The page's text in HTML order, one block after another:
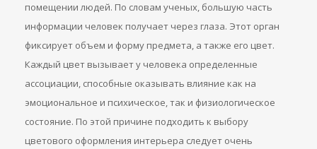
помещении людей. По словам ученых, большую часть
информации человек получает через глаза. Этот орган
фиксирует объем и форму предмета, а также его цвет.
Каждый цвет вызывает у человека определенные
ассоциации, способные оказывать влияние как на
эмоциональное и психическое, так и физиологическое
состояние. По этой причине подходить к выбору
цветового оформления интерьера следует очень